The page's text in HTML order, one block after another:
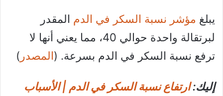
يبلغ مؤشر نسبة السكر في الدم المقدر
لبرتقالة واحدة حوالي 40، مما يعني أنها لا
ترفع نسبة السكر في الدم بسرعة. (المصدر )
إليك:ارتفاع نسبة السكر في الدم | الأسباب